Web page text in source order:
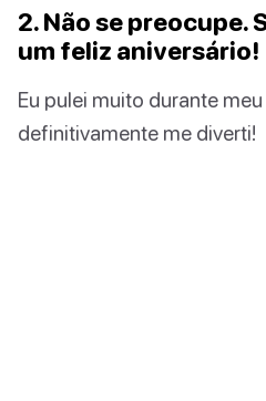
2. Não se preocupe.
um feliz aniversário!
Eu pulei muito durante
definitivamente me diverti!